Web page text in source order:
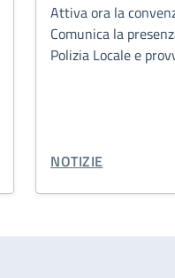
Attiva ora la
Comunica la
Polizia Locale e
CATEGORIA
NOTIZIE